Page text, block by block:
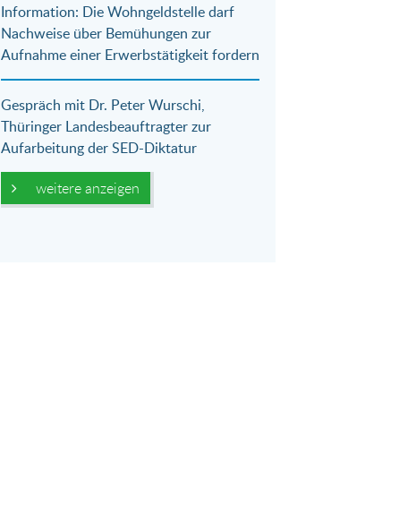
Information: Die Wohngeldstelle darf
Nachweise über Bemühungen zur
Aufnahme einer Erwerbstätigkeit fordern
Gespräch mit Dr. Peter Wurschi,
Thüringer Landesbeauftragter zur
Aufarbeitung der SED-Diktatur
weitere anzeigen